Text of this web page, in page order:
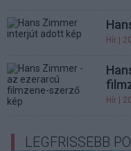
Hír |
Hír |
LEGFRISSEBB